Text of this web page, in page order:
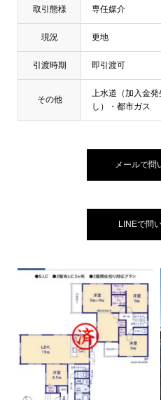
取引態様 専任媒介
現況 更地
引渡時期 即引渡可
その他
上水道（加入金
し）・都市ガス
メールで問
LINEで問